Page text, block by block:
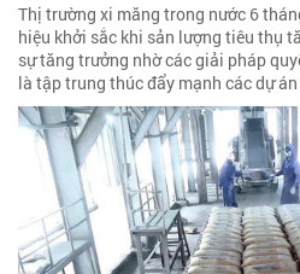
Thị trường xi măng trong nước 6
hiệu khởi sắc khi sản lượng tiêu thụ
sự tăng trưởng nhờ các giải pháp
là tập trung thúc đẩy mạnh các dự